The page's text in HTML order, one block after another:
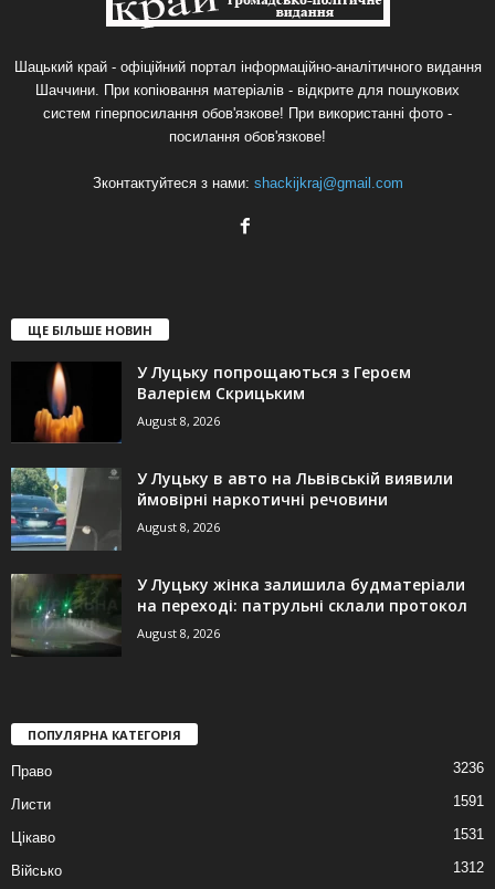
Шацький край - офіційний портал інформаційно-аналітичного видання
Шаччини. При копіювання матеріалів - відкрите для пошукових
систем гіперпосилання обов'язкове! При використанні фото -
посилання обов'язкове!
Зконтактуйтеся з нами: shackijkraj@gmail.com
ЩЕ БІЛЬШЕ НОВИН
У Луцьку попрощаються з Героєм
Валерієм Скрицьким
August 8, 2026
У Луцьку в авто на Львівській виявили
ймовірні наркотичні речовини
August 8, 2026
У Луцьку жінка залишила будматеріали
на переході: патрульні склали протокол
August 8, 2026
ПОПУЛЯРНА КАТЕГОРІЯ
Право 3236
Листи 1591
Цікаво 1531
Військо 1312